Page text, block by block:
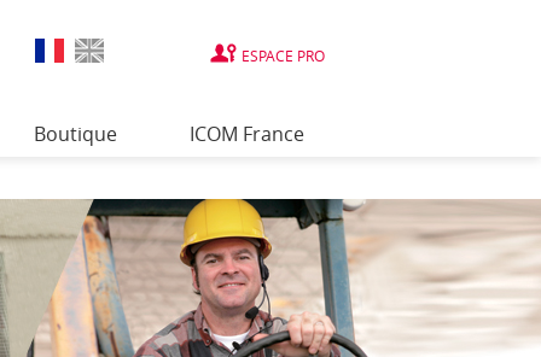
ESPACE PRO
Boutique ICOM France